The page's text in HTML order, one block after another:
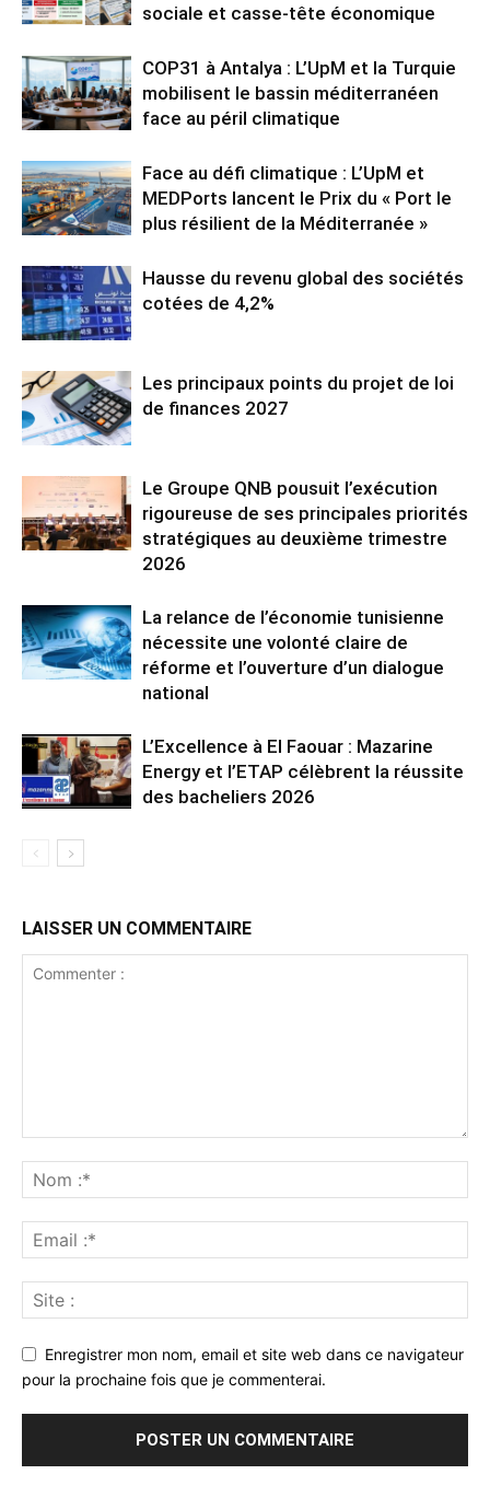
sociale et casse-tête économique
COP31 à Antalya : L’UpM et la Turquie
mobilisent le bassin méditerranéen
face au péril climatique
Face au défi climatique : L’UpM et
MEDPorts lancent le Prix du « Port le
plus résilient de la Méditerranée »
Hausse du revenu global des sociétés
cotées de 4,2%
Les principaux points du projet de loi
de finances 2027
Le Groupe QNB pousuit l’exécution
rigoureuse de ses principales priorités
stratégiques au deuxième trimestre
2026
La relance de l’économie tunisienne
nécessite une volonté claire de
réforme et l’ouverture d’un dialogue
national
L’Excellence à El Faouar : Mazarine
Energy et l’ETAP célèbrent la réussite
des bacheliers 2026
LAISSER UN COMMENTAIRE
Enregistrer mon nom, email et site web dans ce navigateur
pour la prochaine fois que je commenterai.